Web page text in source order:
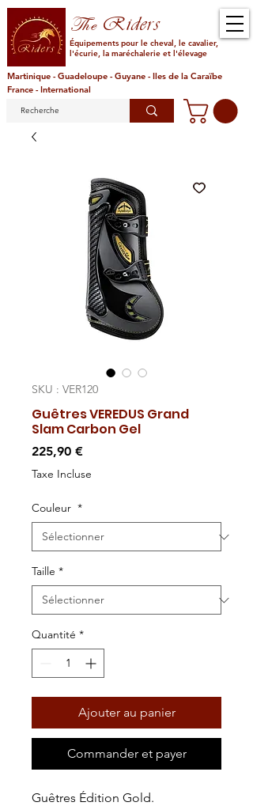
TheRiders
Équipements pour le cheval, le cavalier,
l'écurie, la maréchalerie et l'élevage
Martinique - Guadeloupe - Guyane - Iles de la Caraïbe
France - International
SKU : VER120
Guêtres VEREDUS Grand
Slam Carbon Gel
225,90 €Prix
Taxe Incluse
Couleur *
Taille *
Quantité *
Ajouter au panier
Commander et payer
Guêtres Édition Gold.